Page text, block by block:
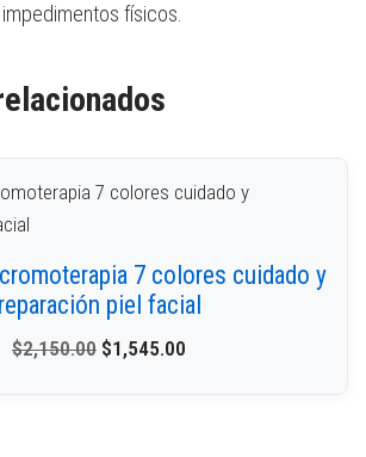
físicos.
7 colores cuidado y
reparación piel facial
$2,150.00 $1,545.00